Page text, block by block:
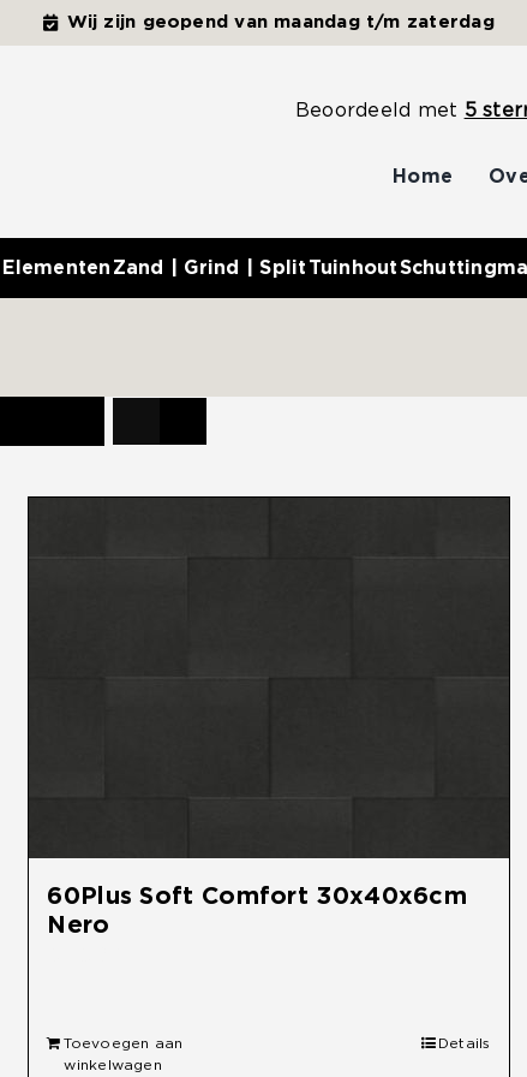
Wij zijn geopend van maandag t/m zaterdag
Beoordeeld met 5
Home
Zand | Grind | Split Tuinhout
60Plus Soft Comfort 30x40x6cm
Nero
Toevoegen aan
winkelwagen
Details